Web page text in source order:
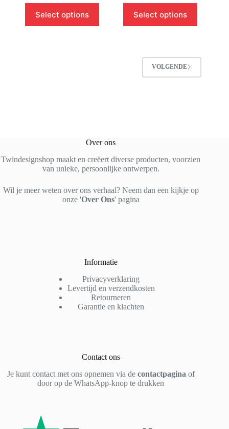
Select options
product
heeft
Select options
VOLGENDE
Over ons
Twindesignshop maakt en creëert diverse producten, voorzien
van unieke, persoonlijke ontwerpen.
Wil je meer weten over ons verhaal? Neem dan een kijkje op
onze 'Over Ons' pagina
Informatie
Privacyverklaring
Levertijd en verzendkosten
Retourneren
Garantie en klachten
Contact ons
Je kunt contact met ons opnemen via de contactpagina of
door op de WhatsApp-knop te drukken